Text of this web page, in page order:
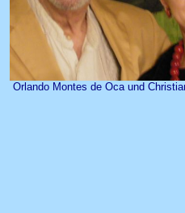
Orlando Montes de Oca und